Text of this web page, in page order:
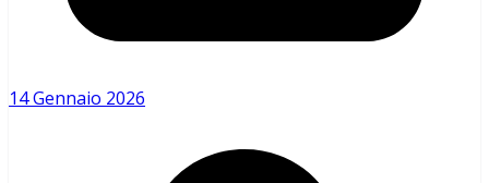
14 Gennaio 2026